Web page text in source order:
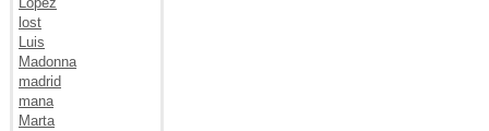
lost
Luis
Madonna
madrid
mana
Marta